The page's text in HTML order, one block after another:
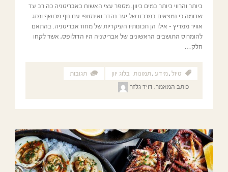
ביותר והרווי ביותר במים ביוון. מספר עצי האשוח באבריטניה כה רב עד
שדומה כי נמצאים במרכזו של יער נהדר ואינסופי עם נוף מכושף ומזג
אוויר ממריץ – אילו הן תכונותיו העיקריות של מחוז אבריטניה. בהתאם
להומרוס התושבים הראשונים של אבריטניה היו הדולופס, אשר לקחו
חלק…
טיול ,מידע ,תמונות בלוג יוון
תגובות
כותב המאמר: דויד גלזר